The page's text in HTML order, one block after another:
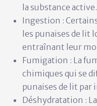
la substance active.
Ingestion :
les punaises de lit
entraînant leur
Fumigation : La
chimiques qui se
punaises de lit par
Déshydratation :